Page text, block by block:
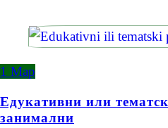
1 Мар
Едукативни или
занимални